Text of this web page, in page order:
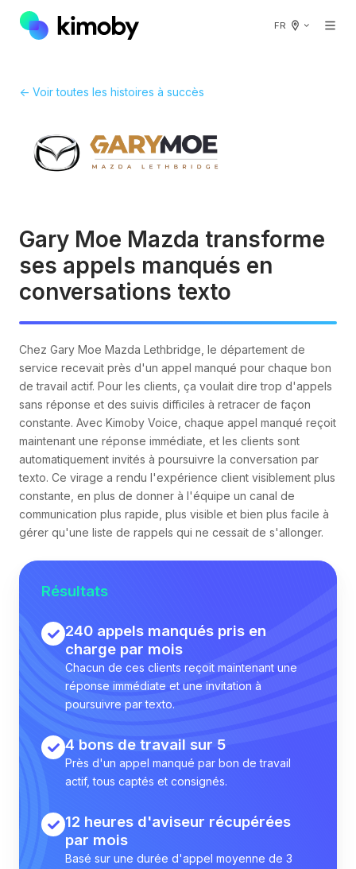
FR
← Voir toutes les histoires à succès
Gary Moe Mazda transforme
ses appels manqués en
conversations texto
Chez Gary Moe Mazda Lethbridge, le département de
service recevait près d'un appel manqué pour chaque bon
de travail actif. Pour les clients, ça voulait dire trop d'appels
sans réponse et des suivis difficiles à retracer de façon
constante. Avec Kimoby Voice, chaque appel manqué reçoit
maintenant une réponse immédiate, et les clients sont
automatiquement invités à poursuivre la conversation par
texto. Ce virage a rendu l'expérience client visiblement plus
constante, en plus de donner à l'équipe un canal de
communication plus rapide, plus visible et bien plus facile à
gérer qu'une liste de rappels qui ne cessait de s'allonger.
Résultats
240 appels manqués pris en
charge par mois
Chacun de ces clients reçoit maintenant une
réponse immédiate et une invitation à
poursuivre par texto.
4 bons de travail sur 5
Près d'un appel manqué par bon de travail
actif, tous captés et consignés.
12 heures d'aviseur récupérées
par mois
Basé sur une durée d'appel moyenne de 3